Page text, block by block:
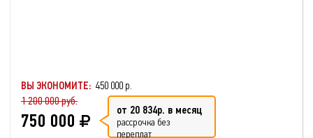
ВЫ ЭКОНОМИТЕ: 450 000 р.
1 200 000 руб.
750 000 от 20 834р. в месяц
рассрочка без
переплат